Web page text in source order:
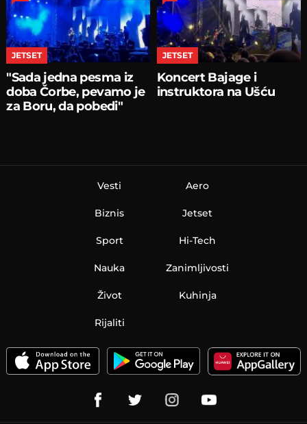
JETSET
"Sada jedna pesma iz
doba Čorbe, pevamo je
za Boru, da pobedi"
JETSET
Koncert Bajage i
instruktora na Ušću
Vesti
Biznis
Sport
Nauka
Aero
Jetset
Hi-Tech
Zanimljivosti
Život Kuhinja
Rijaliti